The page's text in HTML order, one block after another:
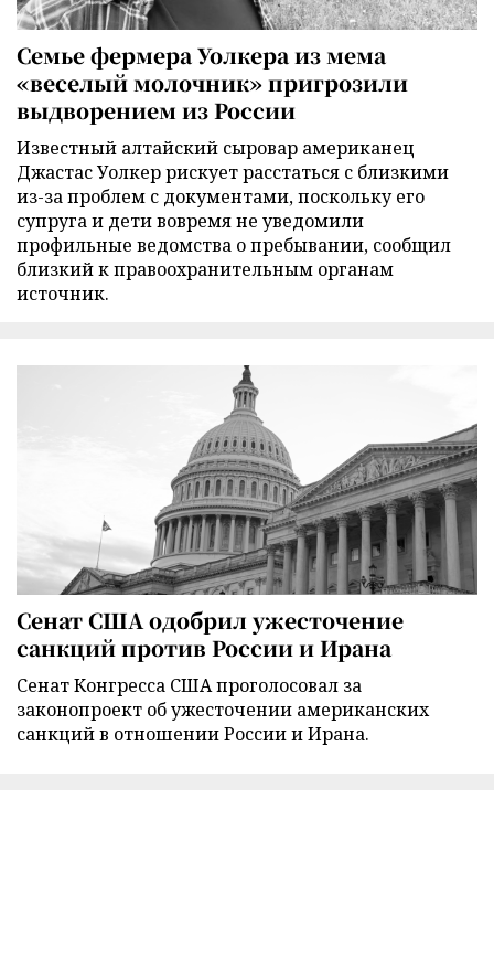
Семье фермера Уолкера из мема
«веселый молочник» пригрозили
выдворением из России
Известный алтайский сыровар американец
Джастас Уолкер рискует расстаться с близкими
из-за проблем с документами, поскольку его
супруга и дети вовремя не уведомили
профильные ведомства о пребывании, сообщил
близкий к правоохранительным органам
источник.
Сенат США одобрил ужесточение
санкций против России и Ирана
Сенат Конгресса США проголосовал за
законопроект об ужесточении американских
санкций в отношении России и Ирана.